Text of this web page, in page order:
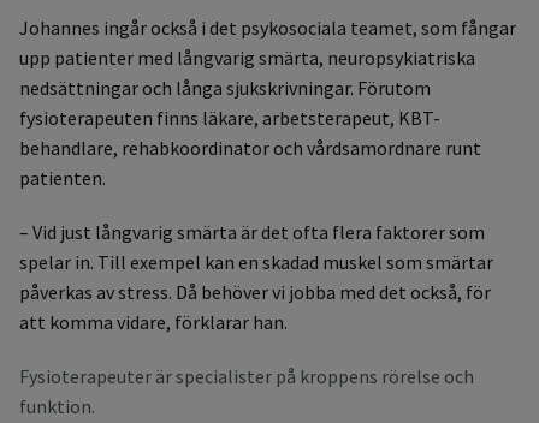
Johannes ingår också i det psykosociala teamet, som fångar
upp patienter med långvarig smärta, neuropsykiatriska
nedsättningar och långa sjukskrivningar. Förutom
fysioterapeuten finns läkare, arbetsterapeut, KBT-
behandlare, rehabkoordinator och vårdsamordnare runt
patienten.
– Vid just långvarig smärta är det ofta flera faktorer som
spelar in. Till exempel kan en skadad muskel som smärtar
påverkas av stress. Då behöver vi jobba med det också, för
att komma vidare, förklarar han.
Fysioterapeuter är specialister på kroppens rörelse och
funktion.